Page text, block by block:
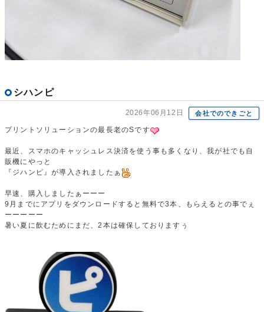
シハンピ
2026年06月12日 会社でのできごと
プリントソリューションの最長老のSです
最近、スマホのキャッシュレス決済を使う事も多くなり、我が社でも自
販機にやっと
『ジハンピ』が導入されましたぁ
早速、購入しましたぁーーー
9月までにアプリをダウンロードすると無料で3本、もらえるとの事でぇ
ーーーーー
暑い夏に飲むためにまだ、2本は確保しておりますぅ